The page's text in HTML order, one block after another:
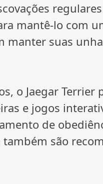
mantê-lo com
manter suas
o Jaegar Terrier
e jogos
de
são